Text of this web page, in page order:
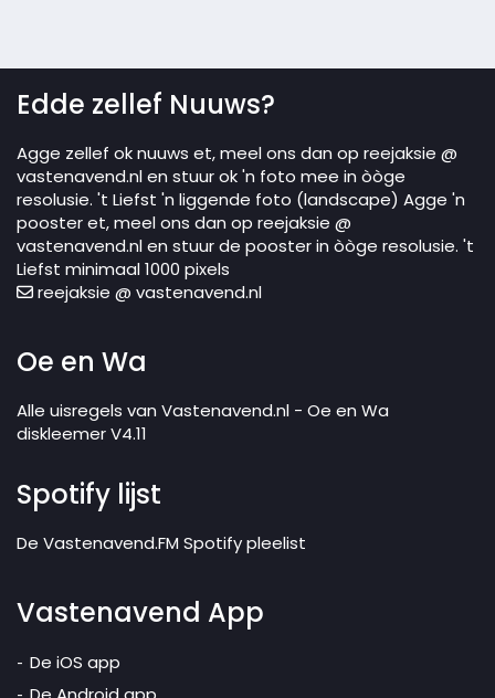
Edde zellef Nuuws?
Agge zellef ok nuuws et, meel ons dan op reejaksie @
vastenavend.nl en stuur ok 'n foto mee in òòge
resolusie. 't Liefst 'n liggende foto (landscape) Agge 'n
pooster et, meel ons dan op reejaksie @
vastenavend.nl en stuur de pooster in òòge resolusie. 't
Liefst minimaal 1000 pixels
reejaksie @ vastenavend.nl
Oe en Wa
Alle uisregels van Vastenavend.nl - Oe en Wa
diskleemer V4.11
Spotify lijst
De Vastenavend.FM Spotify pleelist
Vastenavend App
De iOS app